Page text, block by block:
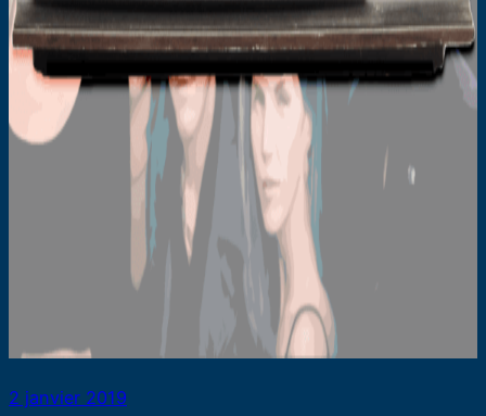
2 janvier 2019